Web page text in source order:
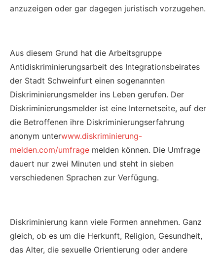
anzuzeigen oder gar dagegen juristisch vorzugehen.
Aus diesem Grund hat die Arbeitsgruppe
Antidiskriminierungsarbeit des Integrationsbeirates
der Stadt Schweinfurt einen sogenannten
Diskriminierungsmelder ins Leben gerufen. Der
Diskriminierungsmelder ist eine Internetseite, auf der
die Betroffenen ihre Diskriminierungserfahrung
anonym unterwww.diskriminierung-
melden.com/umfrage melden können. Die Umfrage
dauert nur zwei Minuten und steht in sieben
verschiedenen Sprachen zur Verfügung.
Diskriminierung kann viele Formen annehmen. Ganz
gleich, ob es um die Herkunft, Religion, Gesundheit,
das Alter, die sexuelle Orientierung oder andere